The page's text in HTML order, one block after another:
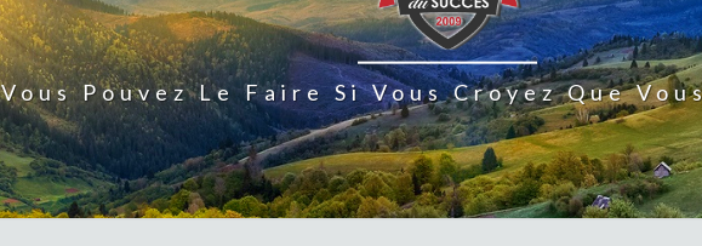
Vous Pouvez Le Faire Si Vous Croyez Que